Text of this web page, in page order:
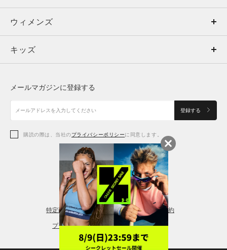
ウィメンズ
キッズ
アクセサリー
トップス
ボトムス
アクセサリー
ウィメンズ
トップス
シューズ
アクセサリー
レギンス＆タイツ
キッズ
シューズ
メールマガジンに登録する
登録する
購読の際は、当社のプライバシーポリシーに同意します。
特定商取引法に基づく通販の表記 会員規約
プライバシーポリシー